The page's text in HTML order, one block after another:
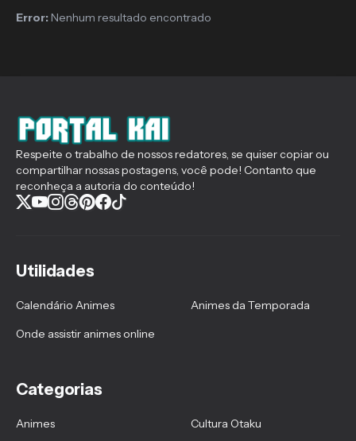
Error: Nenhum resultado encontrado
Respeite o trabalho de nossos redatores, se quiser copiar ou
compartilhar nossas postagens, você pode! Contanto que
reconheça a autoria do conteúdo!
Utilidades
Calendário Animes
Animes da Temporada
Onde assistir animes online
Categorias
Animes Cultura Otaku